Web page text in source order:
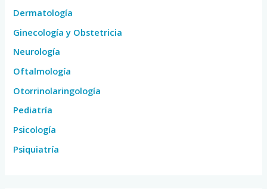
Dermatología
Ginecología y Obstetricia
Neurología
Oftalmología
Otorrinolaringología
Pediatría
Psicología
Psiquiatría